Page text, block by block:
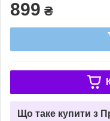
899 ₴
Що таке купити з